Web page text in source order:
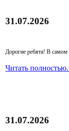
31.07.2026
Дорогие ребята! В самом
Читать
31.07.2026